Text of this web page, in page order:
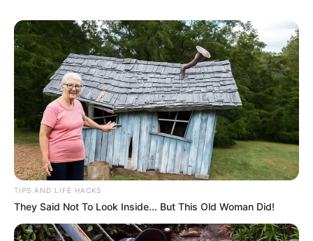
GAIN-OF-FUNCTION RESEARCH AT
THE WUHAN LAB, WORKED
WITH POLITICIZED ELEMENTS…
PIC.TWITTER.COM/ZMDLIW4ZYS
— DNI TULSI GABBARD
(@DNIGABBARD)JUNE 19, 2026
ΣΤΗΡΙΞΤΕ ΤΗΝ ΠΡΟΣΠΑΘΕΙΑ ΜΑΣ.. ΜΗΝ
ΑΦΗΣΕΤΕ ΝΑ ΚΛΕΙΣΕΙ ΑΥΤΟ ΤΟ ΙΣΤΟΛΟΓΙΟ…
TIPS AND LIFE HACKS
They Said Not To Look Inside... But This Old Woman Did!